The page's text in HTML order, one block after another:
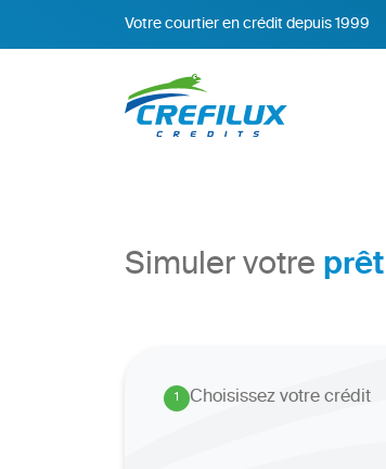
Votre courtier en crédit depuis 1999
Simuler votreprêt
1. Choisissez votre crédit